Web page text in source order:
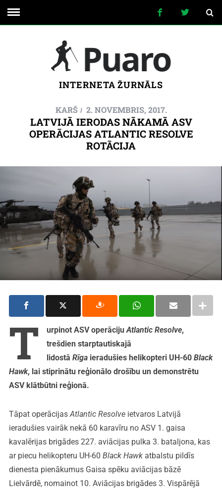
INTERNETA ŽURNĀLS
KARŠ 2. NOVEMBRIS, 2017.
LATVIJĀ IERODAS NĀKAMĀ ASV
OPERĀCIJAS ATLANTIC RESOLVE
ROTĀCIJA
T urpinot ASV operācijuAtlantic Resolve,
trešdien starptautiskajā
lidostā Rīgaieradušies helikopteri UH-60 Black
Hawk, lai stiprinātu reģionālo drošību un demonstrētu
ASV klātbūtni reģionā.
Tāpat operācijasAtlantic Resolveietvaros Latvijā
ieradušies vairāk nekā 60 karavīru no ASV 1. gaisa
kavalērijas brigādes 227. aviācijas pulka 3. bataljona, kas
ar piecu helikopteru UH-60 Black Hawkatbalstu pildīs
dienesta pienākumus Gaisa spēku aviācijas bāzē
Lielvārdē, nomainot 10. Aviācijas brigādes 3. Vispārējā